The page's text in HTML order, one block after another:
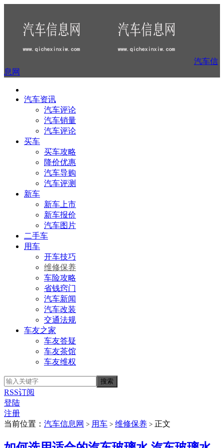
汽车信
息网
汽车资讯
汽车评论
汽车销量
汽车评论
买车
买车攻略
降价优惠
汽车导购
汽车评测
新车
新车上市
新车报价
汽车图片
二手车
用车
开车技巧
维修保养
车险攻略
省钱窍门
汽车新闻
汽车改装
交通法规
车友之家
车友答疑
车友茶馆
车友维权
RSS订阅
登陆
注册
当前位置： 汽车信息网 > 用车 > 维修保养 > 正文